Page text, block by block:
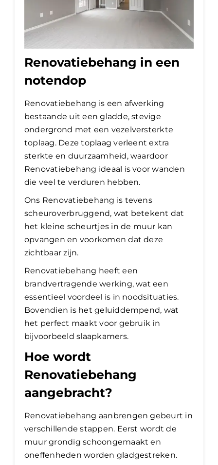
Renovatiebehang in een
notendop
Renovatiebehang is een afwerking
bestaande uit een gladde, stevige
ondergrond met een vezelversterkte
toplaag. Deze toplaag verleent extra
sterkte en duurzaamheid, waardoor
Renovatiebehang ideaal is voor wanden
die veel te verduren hebben.
Ons Renovatiebehang is tevens
scheuroverbruggend, wat betekent dat
het kleine scheurtjes in de muur kan
opvangen en voorkomen dat deze
zichtbaar zijn.
Renovatiebehang heeft een
brandvertragende werking, wat een
essentieel voordeel is in noodsituaties.
Bovendien is het geluiddempend, wat
het perfect maakt voor gebruik in
bijvoorbeeld slaapkamers.
Hoe wordt
Renovatiebehang
aangebracht?
Renovatiebehang aanbrengen gebeurt in
verschillende stappen. Eerst wordt de
muur grondig schoongemaakt en
oneffenheden worden gladgestreken.